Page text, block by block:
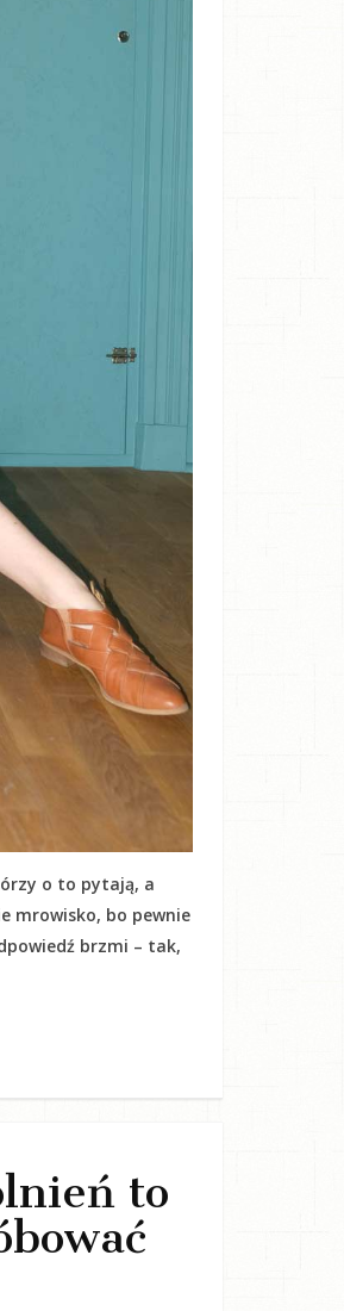
o to pytają, a
mrowisko, bo pewnie
brzmi – tak,
to